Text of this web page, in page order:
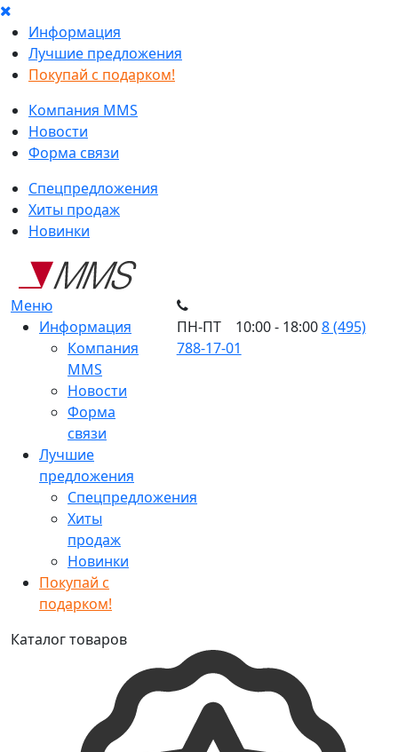
Информация
Лучшие предложения
Покупай с подарком!
Компания MMS
Новости
Форма связи
Спецпредложения
Хиты продаж
Новинки
Меню
Информация
Компания
MMS
Новости
Форма
связи
Лучшие
предложения
Спецпредложения
Хиты
продаж
Новинки
Покупай с
подарком!
ПН-ПТ 10:00 - 18:008 (495)
788-17-01
Каталог товаров